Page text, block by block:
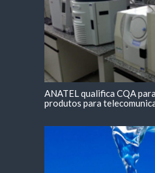
ANATEL qualifica CQA
produtos para